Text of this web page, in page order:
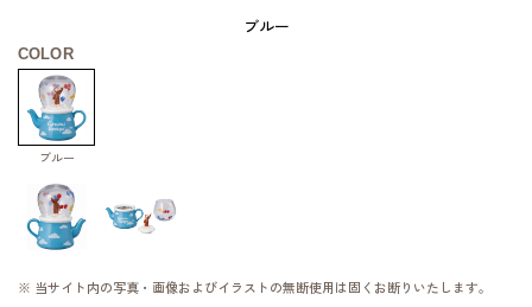
ブルー
COLOR
ブルー
※ 当サイト内の写真・画像およびイラストの無断使用は固くお断りいたします。